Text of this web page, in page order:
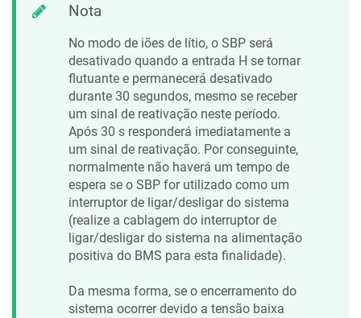
Nota
No modo de iões de lítio, o SBP será
desativado quando a entrada H se tornar
flutuante e permanecerá desativado
durante 30 segundos, mesmo se receber
um sinal de reativação neste período.
Após 30 s responderá imediatamente a
um sinal de reativação. Por conseguinte,
normalmente não haverá um tempo de
espera se o SBP for utilizado como um
interruptor de ligar/desligar do sistema
(realize a cablagem do interruptor de
ligar/desligar do sistema na alimentação
positiva do BMS para esta finalidade).
Da mesma forma, se o encerramento do
sistema ocorrer devido a tensão baixa